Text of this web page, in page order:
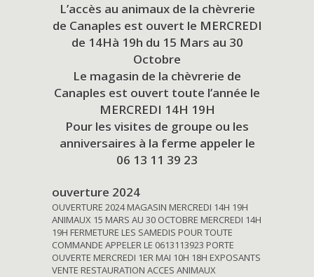
L’accès au animaux de la chèvrerie
de Canaples est ouvert le MERCREDI
de 14Hà 19h du 15 Mars au 30
Octobre
Le magasin de la chèvrerie de
Canaples est ouvert toute l’année le
MERCREDI 14H 19H
Pour les visites de groupe ou les
anniversaires à la ferme appeler le
06 13 11 39 23
ouverture 2024
OUVERTURE 2024 MAGASIN MERCREDI 14H 19H
ANIMAUX 15 MARS AU 30 OCTOBRE MERCREDI 14H
19H FERMETURE LES SAMEDIS POUR TOUTE
COMMANDE APPELER LE 0613113923 PORTE
OUVERTE MERCREDI 1ER MAI 10H 18H EXPOSANTS
VENTE RESTAURATION ACCES ANIMAUX